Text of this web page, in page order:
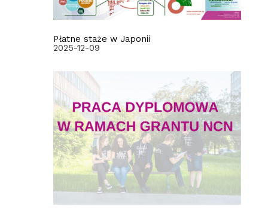
Płatne staże w Japonii
2025-12-09